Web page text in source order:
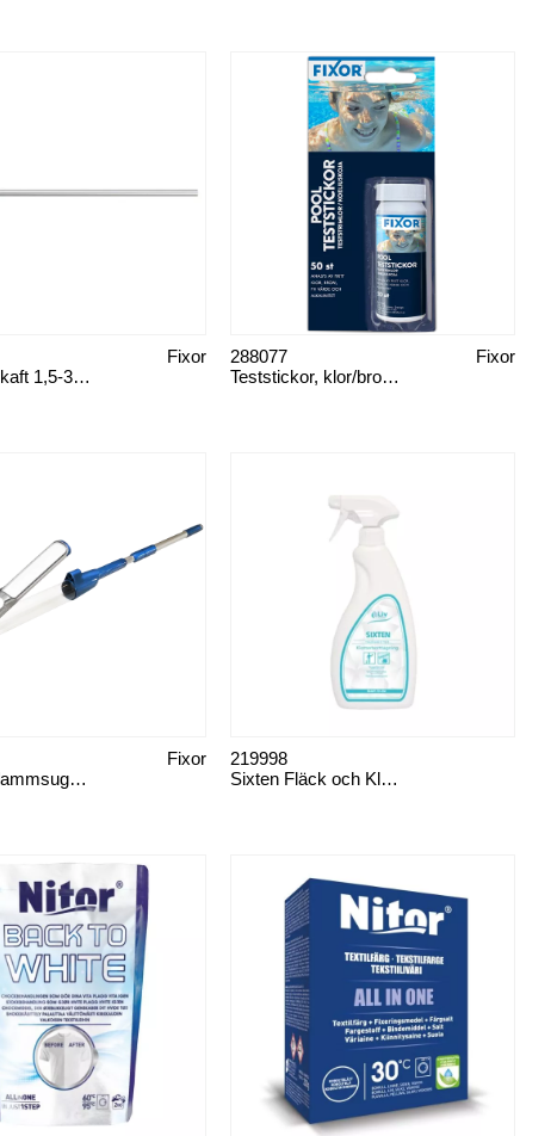
Teleskopskaft 1,5-3,6m
Fixor
Teststickor, klor/brom/pH
Fixor
288077
Vacuum dammsugare
Fixor
Sixten Fläck och Klotterborttagning
219998